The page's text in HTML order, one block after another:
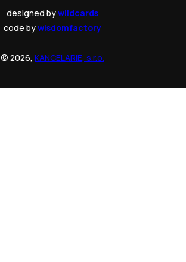
designed bywildcards
code bywisdomfactory
© 2026, KANCELARIE, s.r.o.